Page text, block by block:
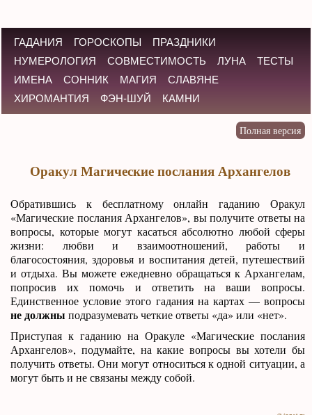
ГАДАНИЯ ГОРОСКОПЫ
ПРАЗДНИКИ
НУМЕРОЛОГИЯ
СОВМЕСТИМОСТЬ ЛУНА
ТЕСТЫ
ИМЕНА
СОННИК МАГИЯ
СЛАВЯНЕ
ХИРОМАНТИЯ
ФЭН-ШУЙ КАМНИ
Оракул Магические послания Архангелов
Обратившись к бесплатному онлайн гаданию Оракул
«Магические послания Архангелов», вы получите ответы на
вопросы, которые могут касаться абсолютно любой сферы
жизни: любви и взаимоотношений, работы и
благосостояния, здоровья и воспитания детей, путешествий
и отдыха. Вы можете ежедневно обращаться к Архангелам,
попросив их помочь и ответить на ваши вопросы.
Единственное условие этого гадания на картах — вопросы
не должны подразумевать четкие ответы «да» или «нет».
Приступая к гаданию на Оракуле «Магические послания
Архангелов», подумайте, на какие вопросы вы хотели бы
получить ответы. Они могут относиться к одной ситуации, а
могут быть и не связаны между собой.